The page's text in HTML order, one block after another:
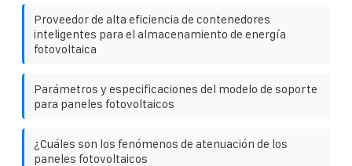
Proveedor de alta eficiencia de contenedores
inteligentes para el almacenamiento de energía
fotovoltaica
Parámetros y especificaciones del modelo de soporte
para paneles fotovoltaicos
¿Cuáles son los fenómenos de atenuación de los
paneles fotovoltaicos